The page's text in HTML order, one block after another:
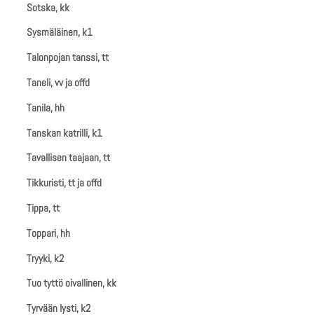
Sotska, kk
Sysmäläinen, k1
Talonpojan tanssi, tt
Taneli, vv ja offd
Tanila, hh
Tanskan katrilli, k1
Tavallisen taajaan, tt
Tikkuristi, tt ja offd
Tippa, tt
Toppari, hh
Tryyki, k2
Tuo tyttö oivallinen, kk
Tyrvään lysti, k2